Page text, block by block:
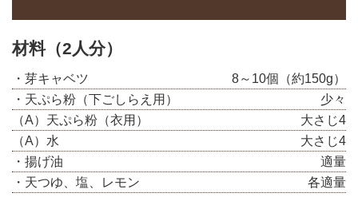
材料（2人分）
・芽キャベツ
8～10個（約150g）
・天ぷら粉（下ごしらえ用）
少々
（A）天ぷら粉（衣用）
大さじ4
（A）水
大さじ4
・揚げ油
適量
・天つゆ、塩、レモン
各適量